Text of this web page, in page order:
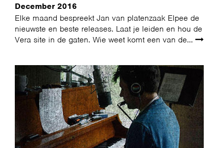
December 2016
Elke maand bespreekt Jan van platenzaak Elpee de
nieuwste en beste releases. Laat je leiden en hou de
Vera site in de gaten. Wie weet komt een van de...